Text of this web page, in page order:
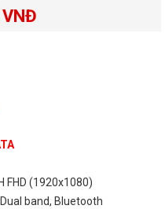
FHD (1920x1080)
band, Bluetooth